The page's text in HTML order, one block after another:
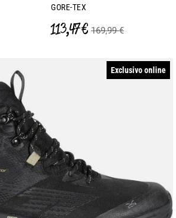
GORE-TEX
113,47 € 169,99 €
Exclusivo online